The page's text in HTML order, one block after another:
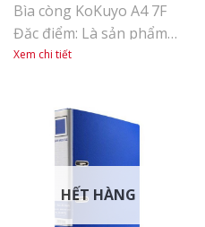
Bìa còng KoKuyo A4 7F
Đặc điểm: Là sản phẩm
rất thông dụng trong
chứng từ giấy các loại.
Thiết kế khóa còng lớn
giúp việc lưu trữ và bảo
quản tài liệu với số lượng
lớn trở nên dễ dàng hơn.
Xem chi tiết
HẾT HÀNG